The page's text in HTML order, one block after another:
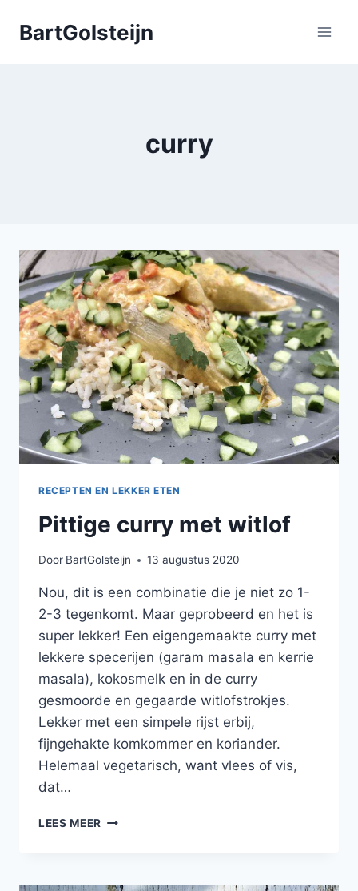
naarBartGolsteijn
curry
RECEPTEN EN LEKKER ETEN
Pittige curry met witlof
Door BartGolsteijn 13 augustus 2020
Nou, dit is een combinatie die je niet zo 1-
2-3 tegenkomt. Maar geprobeerd en het is
super lekker! Een eigengemaakte curry met
lekkere specerijen (garam masala en kerrie
masala), kokosmelk en in de curry
gesmoorde en gegaarde witlofstrokjes.
Lekker met een simpele rijst erbij,
fijngehakte komkommer en koriander.
Helemaal vegetarisch, want vlees of vis,
dat…
LEES MEER PITTIGE